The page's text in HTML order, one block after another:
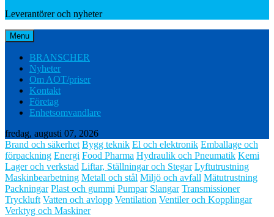
Leverantörer och nyheter
Menu
BRANSCHER
Nyheter
Om AOT/priser
Kontakt
Företag
Enhetsomvandlare
fredag, augusti 07, 2026
Brand och säkerhet Bygg teknik El och elektronik Emballage och
förpackning Energi Food Pharma Hydraulik och Pneumatik Kemi
Lager och verkstad Liftar, Ställningar och Stegar Lyftutrustning
Maskinbearbetning Metall och stål Miljö och avfall Mätutrustning
Packningar Plast och gummi Pumpar Slangar Transmissioner
Tryckluft Vatten och avlopp Ventilation Ventiler och Kopplingar
Verktyg och Maskiner